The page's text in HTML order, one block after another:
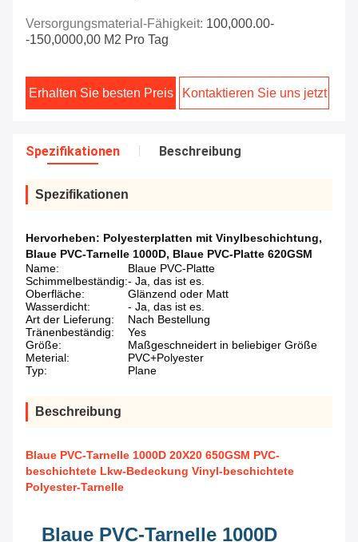
Versorgungsmaterial-Fähigkeit: 100,000.00-
-150,0000,00 M2 Pro Tag
Erhalten Sie besten Preis Kontaktieren Sie uns jetzt
Spezifikationen Beschreibung
Spezifikationen
Hervorheben: Polyesterplatten mit Vinylbeschichtung,
Blaue PVC-Tarnelle 1000D, Blaue PVC-Platte 620GSM
Name:
Blaue PVC-Platte
Schimmelbeständig:- Ja, das ist es.
Oberfläche:
Glänzend oder Matt
Wasserdicht:
- Ja, das ist es.
Art der Lieferung:
Nach Bestellung
Tränenbeständig:
Yes
Größe:
Maßgeschneidert in beliebiger Größe
Meterial:
PVC+Polyester
Typ:
Plane
Beschreibung
Blaue PVC-Tarnelle 1000D 20X20 650GSM PVC-
beschichtete Lkw-Bedeckung Vinyl-beschichtete
Polyester-Tarnelle
Blaue PVC-Tarnelle 1000D